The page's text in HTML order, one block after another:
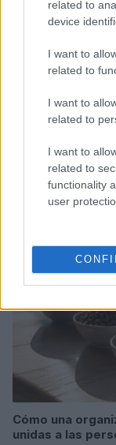
related to
device
I want to
related to
I want to
related to
I want to
related to
functionality
user
dañarlas
Javier Ortega · 5 Ago
OTROS ANIMALES
Cómo una
unidas a las